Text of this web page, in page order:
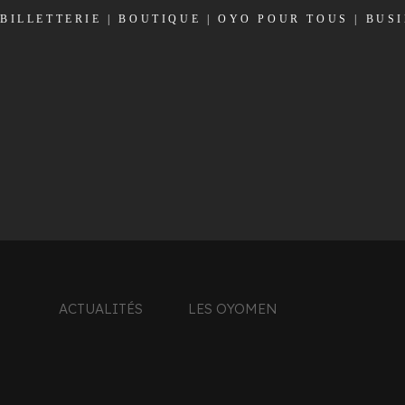
BILLETTERIE |BOUTIQUE |OYO POUR TOUS
ACTUALITÉS LES OYOMEN